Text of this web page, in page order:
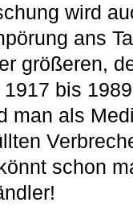
wird
ans
größeren,
bis
man als
schon